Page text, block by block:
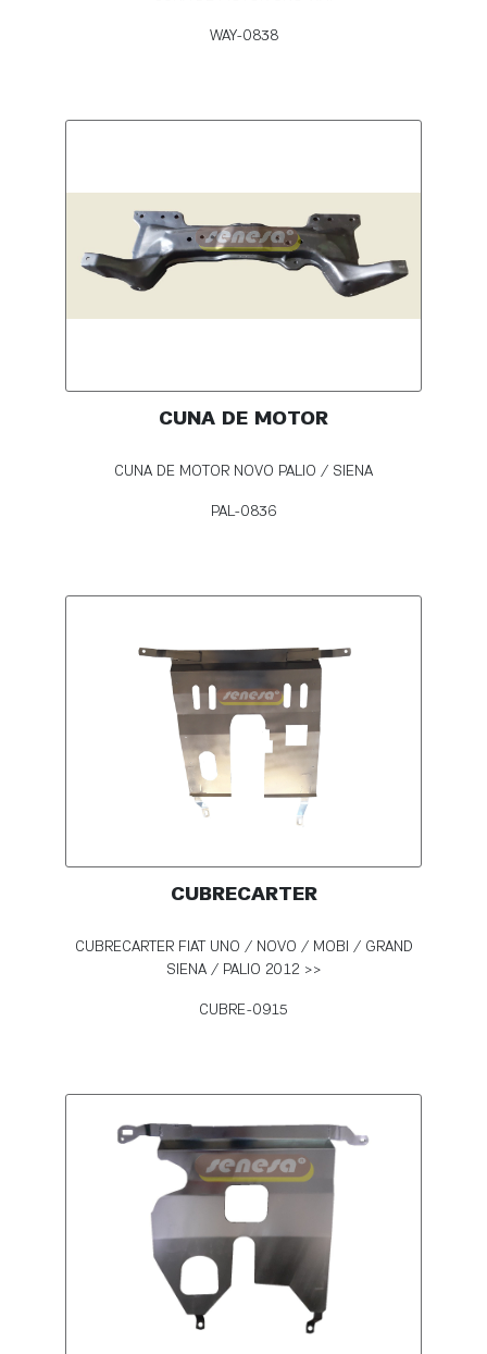
WAY-0838
CUNA DE MOTOR
CUNA DE MOTOR NOVO PALIO / SIENA
PAL-0836
CUBRECARTER
CUBRECARTER FIAT UNO / NOVO / MOBI / GRAND
SIENA / PALIO 2012 >>
CUBRE-0915